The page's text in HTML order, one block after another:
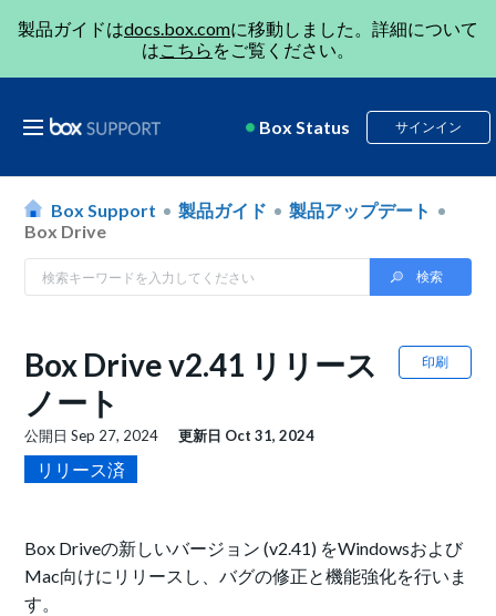
製品ガイドはdocs.box.comに移動しました。詳細について
はこちら をご覧ください。
Box Status サインイン
Box Support 製品ガイド
製品アップデート
Box Drive
印刷
Box Drive v2.41 リリース
ノート
公開日Sep 27, 2024 更新日 Oct 31, 2024
リリース済
Box Driveの新しいバージョン (v2.41) をWindowsおよび
Mac向けにリリースし、バグの修正と機能強化を行いま
す。